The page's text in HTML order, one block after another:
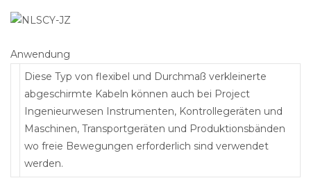
Anwendung
Diese Typ von flexibel und Durchmaß verkleinerte
abgeschirmte Kabeln können auch bei Project
Ingenieurwesen Instrumenten, Kontrollegeräten und
Maschinen, Transportgeräten und Produktionsbänden
wo freie Bewegungen erforderlich sind verwendet
werden.